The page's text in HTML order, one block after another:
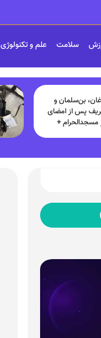
سلامت علم و تکنولوژی
بن‌سلمان و
پس از امضای
مسجدالحرام +